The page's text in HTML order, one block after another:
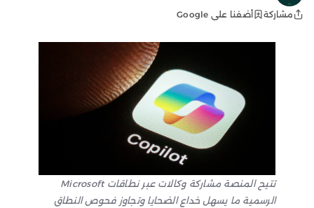
مشاركة أضفنا على Google
تتيح المنصة مشاركة وكالات عبر نطاقات Microsoft
الرسمية ما يسهل خداع الضحايا وتجاوز فحوص النطاق